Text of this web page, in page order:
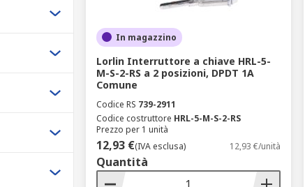
In magazzino
Lorlin Interruttore a chiave HRL-5-
M-S-2-RS a 2 posizioni, DPDT 1A
Comune
Codice RS 739-2911
Codice costruttore HRL-5-M-S-2-RS
Prezzo per 1 unità
12,93 €(IVA esclusa) 12,93 €/unità
Quantità